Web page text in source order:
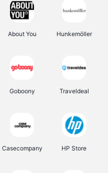
About You Hunkemöller
Goboony Traveldeal
Casecompany HP Store